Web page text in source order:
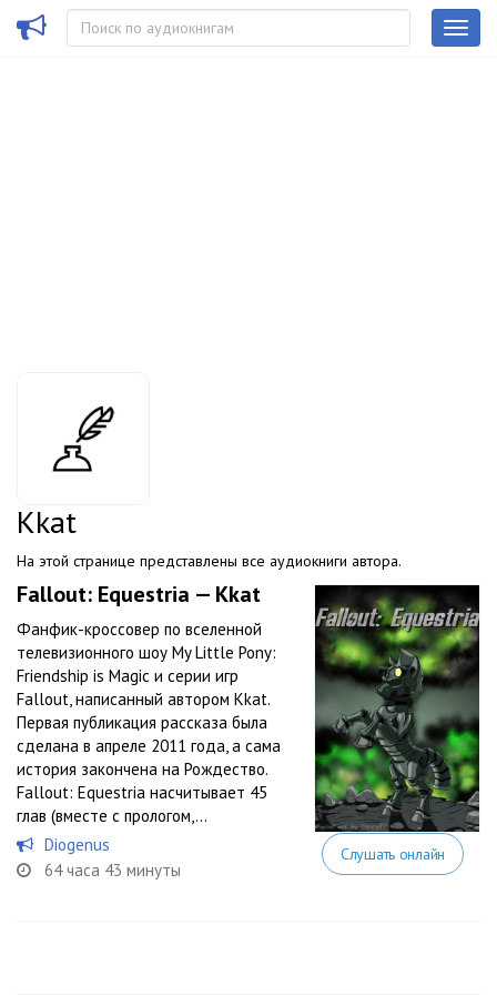
Kkat
На этой странице представлены все аудиокниги автора.
Fallout: Equestria — Kkat
Фанфик-кроссовер по вселенной
телевизионного шоу My Little Pony:
Friendship is Magic и серии игр
Fallout, написанный автором Kkat.
Первая публикация рассказа была
сделана в апреле 2011 года, а сама
история закончена на Рождество.
Fallout: Equestria насчитывает 45
глав (вместе с прологом,...
Diogenus
64 часа 43 минуты
Слушать онлайн